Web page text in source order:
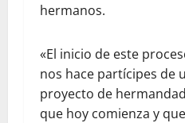
hermanos.
«El inicio de este
nos hace partícipes de
proyecto de hermandad
que hoy comienza y